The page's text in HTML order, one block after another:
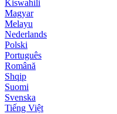
Kiswahili
Magyar
Melayu
Nederlands
Polski
Português
Română
Shqip
Suomi
Svenska
Tiếng Việt